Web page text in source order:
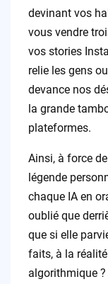
devinant vos
vous vendre
vos stories
relie les gens
devance nos
la grande
plateformes.
Ainsi, à force
légende
chaque IA en
oublié que
que si elle
faits, à la
algorithmique